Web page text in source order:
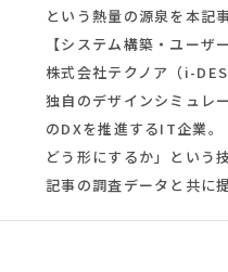
という熱量の源泉を本記
【システム構築・ユーザ
株式会社テクノア（i-
独自のデザインシミュレ
のDXを推進するIT企業。
どう形にするか」という
記事の調査データと共に